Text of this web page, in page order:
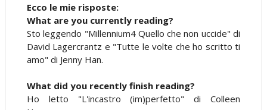
Ecco le mie risposte:
What are you currently reading?
Sto leggendo "Millennium4 Quello che non uccide" di
David Lagercrantz e "Tutte le volte che ho scritto ti
amo" di Jenny Han.
What did you recently finish reading?
Ho letto "L'incastro (im)perfetto" di Colleen